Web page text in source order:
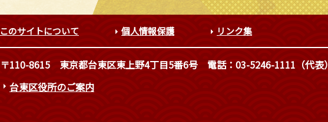
このサイトについて 個人情報保護 リンク集
〒110-8615 東京都台東区東上野4丁目5番6号
電話：03-5246-1111（代表）
台東区役所のご案内